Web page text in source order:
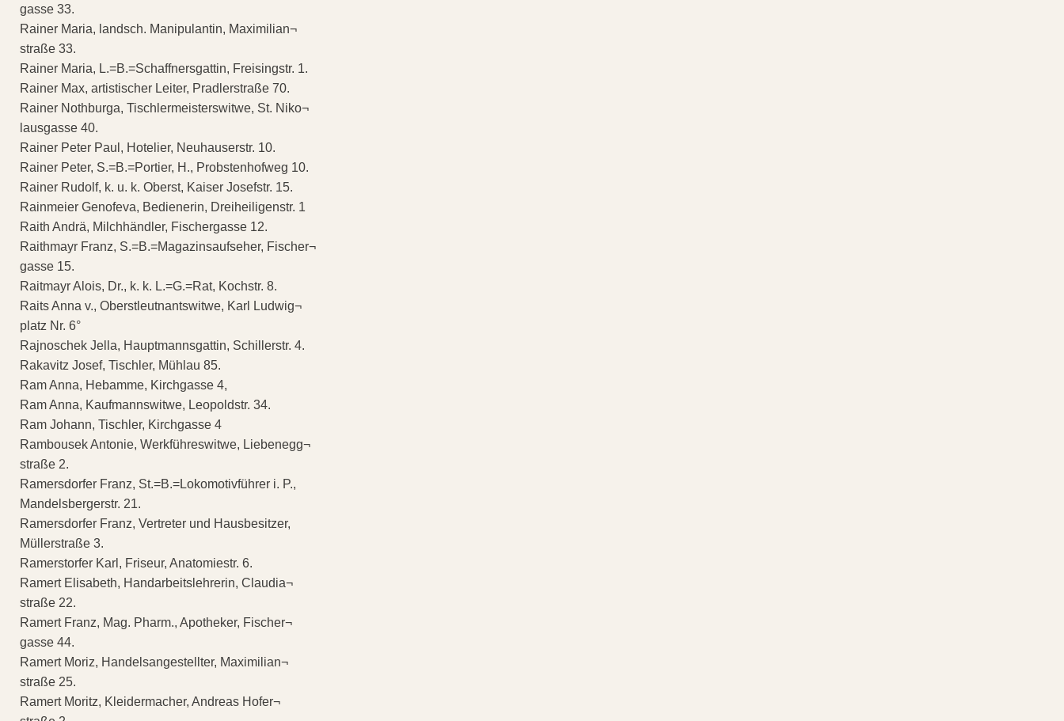
gasse 33.
Rainer Maria, landsch. Manipulantin, Maximilian¬
straße 33.
Rainer Maria, L.=B.=Schaffnersgattin, Freisingstr. 1.
Rainer Max, artistischer Leiter, Pradlerstraße 70.
Rainer Nothburga, Tischlermeisterswitwe, St. Niko¬
lausgasse 40.
Rainer Peter Paul, Hotelier, Neuhauserstr. 10.
Rainer Peter, S.=B.=Portier, H., Probstenhofweg 10.
Rainer Rudolf, k. u. k. Oberst, Kaiser Josefstr. 15.
Rainmeier Genofeva, Bedienerin, Dreiheiligenstr. 1
Raith Andrä, Milchhändler, Fischergasse 12.
Raithmayr Franz, S.=B.=Magazinsaufseher, Fischer¬
gasse 15.
Raitmayr Alois, Dr., k. k. L.=G.=Rat, Kochstr. 8.
Raits Anna v., Oberstleutnantswitwe, Karl Ludwig¬
platz Nr. 6°
Rajnoschek Jella, Hauptmannsgattin, Schillerstr. 4.
Rakavitz Josef, Tischler, Mühlau 85.
Ram Anna, Hebamme, Kirchgasse 4,
Ram Anna, Kaufmannswitwe, Leopoldstr. 34.
Ram Johann, Tischler, Kirchgasse 4
Rambousek Antonie, Werkführeswitwe, Liebenegg¬
straße 2.
Ramersdorfer Franz, St.=B.=Lokomotivführer i. P.,
Mandelsbergerstr. 21.
Ramersdorfer Franz, Vertreter und Hausbesitzer,
Müllerstraße 3.
Ramerstorfer Karl, Friseur, Anatomiestr. 6.
Ramert Elisabeth, Handarbeitslehrerin, Claudia¬
straße 22.
Ramert Franz, Mag. Pharm., Apotheker, Fischer¬
gasse 44.
Ramert Moriz, Handelsangestellter, Maximilian¬
straße 25.
Ramert Moritz, Kleidermacher, Andreas Hofer¬